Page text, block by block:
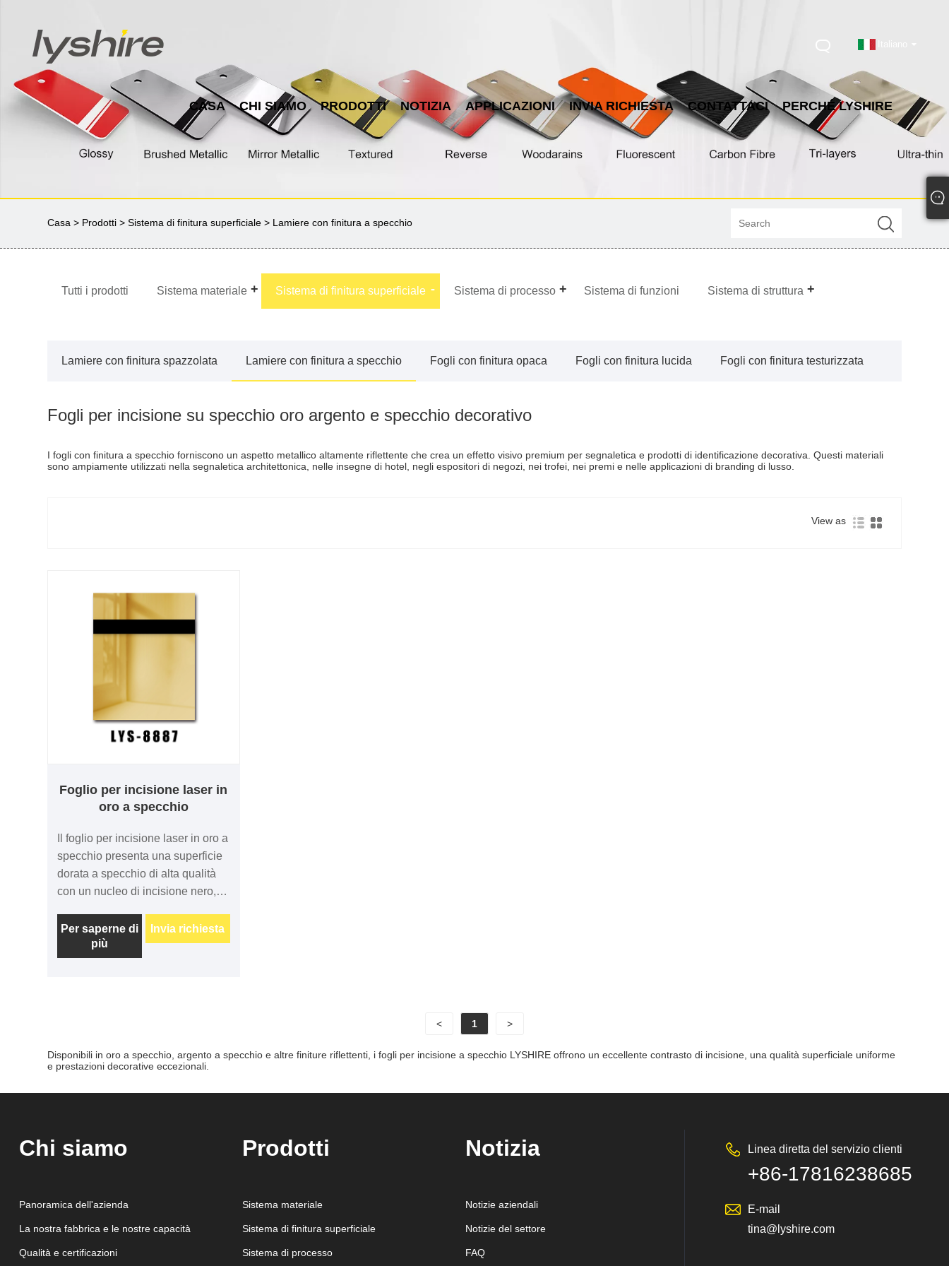
CASA CHI SIAMO PRODOTTI NOTIZIA APPLICAZIONI INVIA RICHIESTA CONTATTACI PERCHÉ LYSHIRE
Casa > Prodotti >Sistema di finitura superficiale > Lamiere con finitura a specchio
Tutti i prodotti Sistema materiale Sistema di finitura superficiale Sistema di processo Sistema di funzioni Sistema di struttura
Lamiere con finitura spazzolata Lamiere con finitura a specchio Fogli con finitura opaca Fogli con finitura lucida Fogli con finitura testurizzata
Fogli per incisione su specchio oro argento e specchio decorativo
I fogli con finitura a specchio forniscono un aspetto metallico altamente riflettente che crea un effetto visivo premium per segnaletica e prodotti di identificazione decorativa. Questi materiali
sono ampiamente utilizzati nella segnaletica architettonica, nelle insegne di hotel, negli espositori di negozi, nei trofei, nei premi e nelle applicazioni di branding di lusso.
View as
Foglio per incisione laser in
oro a specchio
Il foglio per incisione laser in oro a
specchio presenta una superficie
dorata a specchio di alta qualità
con un nucleo di incisione nero,
eccezionale e un lussuoso aspetto
metallico. È ampiamente utilizzato
per targhette industriali, targhette
laser e incisione rotativa con
qualità costante e durata
Per saperne di
più
Invia richiesta
< 1 >
Disponibili in oro a specchio, argento a specchio e altre finiture riflettenti, i fogli per incisione a specchio LYSHIRE offrono un eccellente contrasto di incisione, una qualità superficiale uniforme
e prestazioni decorative eccezionali.
Linea diretta del servizio clienti
nazionale
+86-17816238685
E-mail
tina@lyshire.com
Chi siamo
Panoramica dell'azienda
La nostra fabbrica e le nostre capacità
Qualità e certificazioni
Prodotti
Sistema materiale
Sistema di finitura superficiale
Sistema di processo
Notizia
Notizie aziendali
Notizie del settore
FAQ